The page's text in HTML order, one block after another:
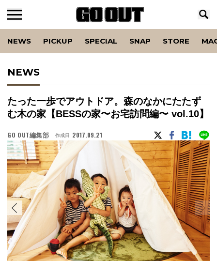
NEWS PICKUP SPECIAL SNAP STORE
NEWS
たった一歩でアウトドア。森のなかにたたず
む木の家【BESSの家〜お宅訪問編〜 vol.10】
GO OUT編集部 作成日 2017.09.21